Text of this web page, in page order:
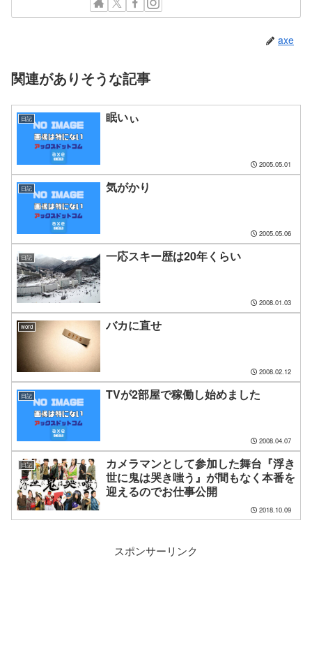
axe
関連がありそうな記事
日記 眠いぃ
2005.05.01
日記 気がかり
2005.05.06
日記 一応スキー歴は20年くらい
2008.01.03
word バカに直せ
2008.02.12
日記 TVが2部屋で稼働し始めました
2008.04.07
日記
カメラマンとして参加した舞台『浮き
世に鬼は哭き嗤う』が間もなく本番を
迎えるのでお仕事公開
2018.10.09
スポンサーリンク